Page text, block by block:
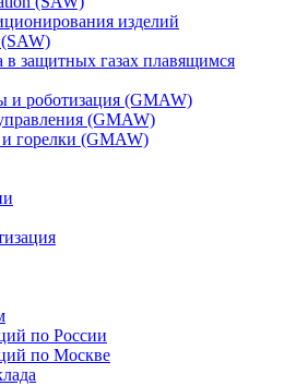
изделий
в защитных газах плавящимся
и роботизация (GMAW)
(GMAW)
горелки (GMAW)
по России
по Москве